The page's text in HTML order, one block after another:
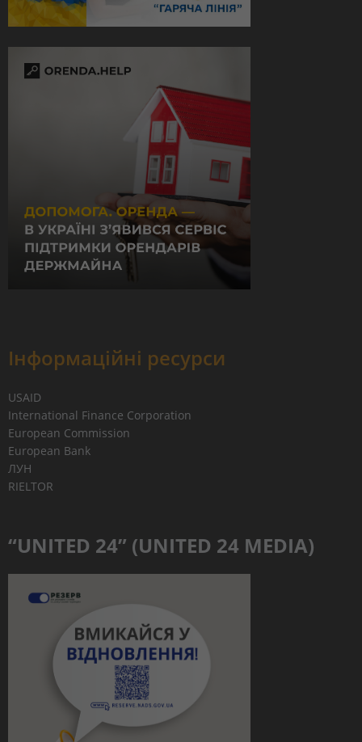
Інформаційні ресурси
USAID
International Finance Corporation
European Commission
European Bank
ЛУН
RIELTOR
“UNITED 24” (UNITED 24 MEDIA)